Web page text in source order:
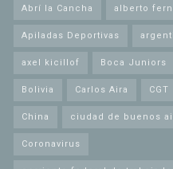
Abrí la Cancha alberto
Apiladas Deportivas
axel kicillof Boca Juniors
Bolivia Carlos Aira CGT
China ciudad de buenos
Coronavirus